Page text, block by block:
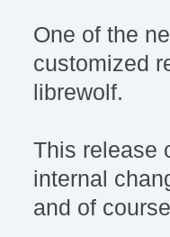
One of the
customized
librewolf.
This release
internal
and of